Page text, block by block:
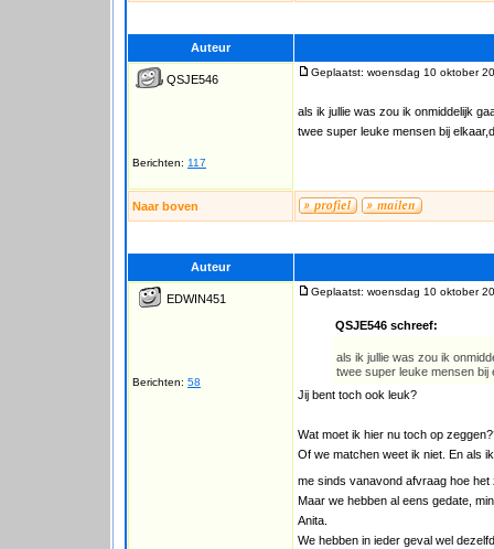
Auteur
QSJE546
Berichten: 117
Geplaatst: woensdag 10 oktober
als ik jullie was zou ik onmiddelijk
twee super leuke mensen bij
Naar boven
Auteur
EDWIN451
Berichten: 58
Geplaatst: woensdag 10 oktober
QSJE546 schreef:
als ik jullie was zou ik
twee super leuke mensen bij
Jij bent toch ook leuk?
Wat moet ik hier nu toch op
Of we matchen weet ik niet. En als
me sinds vanavond afvraag hoe
Maar we hebben al eens gedate,
Anita.
We hebben in ieder geval wel